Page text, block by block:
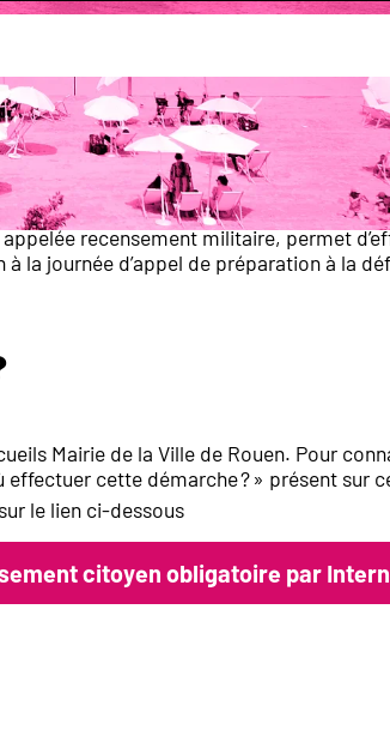
française doit se faire recenser
entre la
lors de cette période peuvent
recensement militaire, permet
la journée d’appel de préparation à la
Mairie de la Ville de Rouen. Pour
effectuer cette démarche ? » présent sur
le lien ci-dessous
citoyen obligatoire par